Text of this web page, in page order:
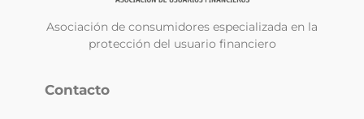
Asociación de consumidores especializada en la
protección del usuario financiero
Contacto